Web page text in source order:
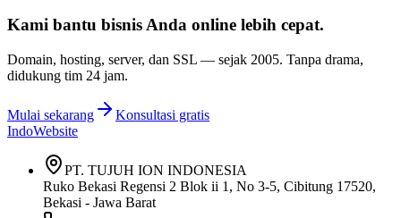
Kami bantu bisnis Anda online lebih cepat.
Domain, hosting, server, dan SSL — sejak 2005. Tanpa drama,
didukung tim 24 jam.
Mulai sekarang
Konsultasi gratis
IndoWebsite
PT. TUJUH ION INDONESIA
Ruko Bekasi Regensi 2 Blok ii 1, No 3-5, Cibitung 17520,
Bekasi - Jawa Barat